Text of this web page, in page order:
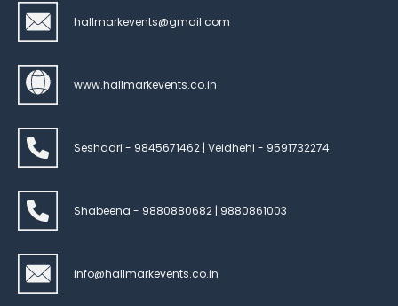
hallmarkevents@gmail.com
www.hallmarkevents.co.in
Seshadri - 9845671462 | Veidhehi - 9591732274
Shabeena - 9880880682 | 9880861003
info@hallmarkevents.co.in